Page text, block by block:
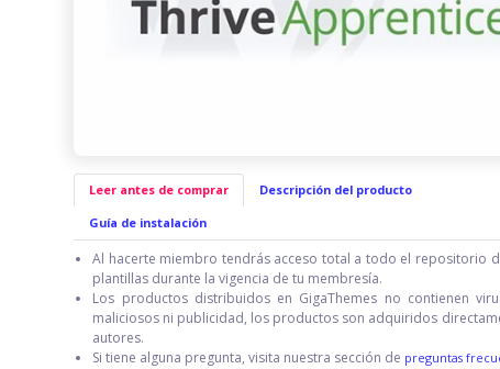
Leer antes de comprar
Descripción del producto
Guía de instalación
Al hacerte miembro tendrás acceso total a todo el repositorio
plantillas durante la vigencia de tu membresía.
Los productos distribuidos en GigaThemes no contienen
maliciosos ni publicidad, los productos son adquiridos
autores.
Si tiene alguna pregunta, visita nuestra sección de preguntas